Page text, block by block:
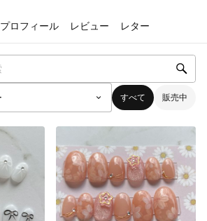
プロフィール レビュー レター
すべて 販売中